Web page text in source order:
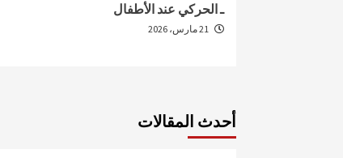
ـ الحركي عند الأطفال
أحدث المقالات